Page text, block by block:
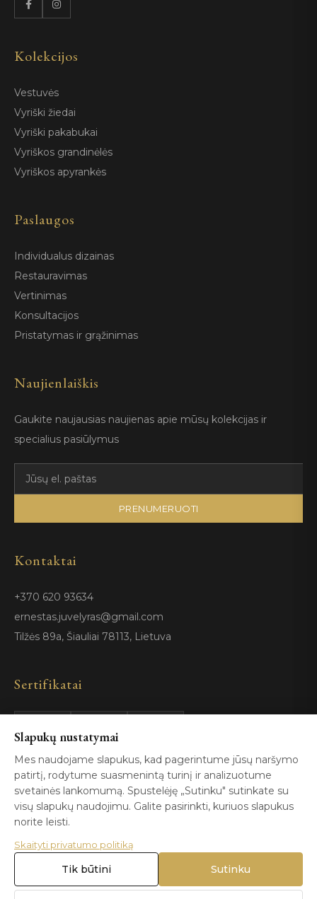
Kolekcijos
Vestuvės
Vyriški žiedai
Vyriški pakabukai
Vyriškos grandinėlės
Vyriškos apyrankės
Paslaugos
Individualus dizainas
Restauravimas
Vertinimas
Konsultacijos
Pristatymas ir grąžinimas
Naujienlaiškis
Gaukite naujausias naujienas apie mūsų kolekcijas ir
specialius pasiūlymus
PRENUMERUOTI
Kontaktai
+370 620 93634
ernestas.juvelyras@gmail.com
Tilžės 89a, Šiauliai 78113, Lietuva
Sertifikatai
GIA
Certified
ISO 9001
© 2026 Blizga.lt. Visos teisės saugomos. |
Slapukų nustatymai
Mes naudojame slapukus, kad pagerintume jūsų naršymo
patirtį, rodytume suasmenintą turinį ir analizuotume
svetainės lankomumą. Spustelėję „Sutinku" sutinkate su
visų slapukų naudojimu. Galite pasirinkti, kuriuos slapukus
norite leisti.
Skaityti privatumo politiką
Tik būtini Sutinku